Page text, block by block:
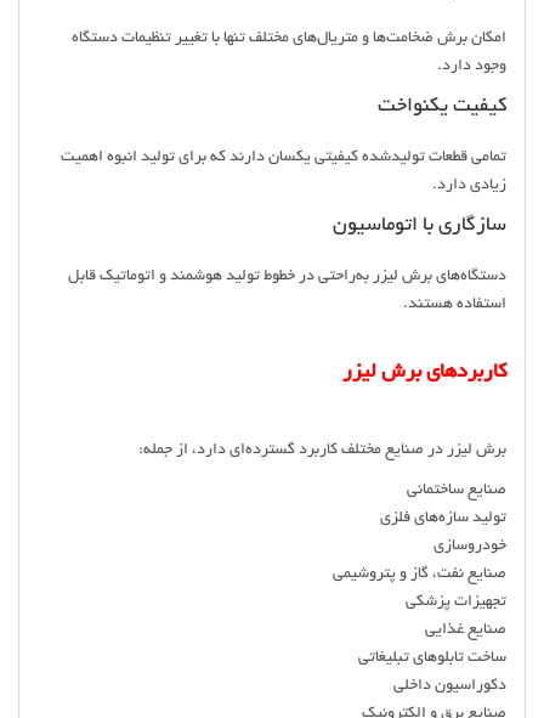
امکان برش ضخامت‌ها و متریال‌های مختلف تنها با تغییر تنظیمات دستگاه
وجود دارد.
کیفیت یکنواخت
تمامی قطعات تولیدشده کیفیتی یکسان دارند که برای تولید انبوه اهمیت
زیادی دارد.
سازگاری با اتوماسیون
دستگاه‌های برش لیزر به‌راحتی در خطوط تولید هوشمند و اتوماتیک قابل
استفاده هستند.
کاربردهای برش لیزر
برش لیزر در صنایع مختلف کاربرد گسترده‌ای دارد، از جمله:
صنایع ساختمانی
تولید سازه‌های فلزی
خودروسازی
صنایع نفت، گاز و پتروشیمی
تجهیزات پزشکی
صنایع غذایی
ساخت تابلوهای تبلیغاتی
دکوراسیون داخلی
صنایع برق و الکترونیک